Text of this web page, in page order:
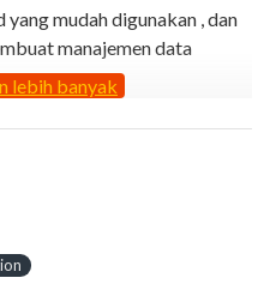
mudah digunakan , dan
manajemen data
kecepatan alur
dan mode perangkat
.